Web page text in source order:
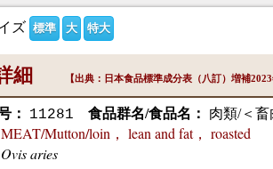
ズ 標準 大 特大
細 【出典：日本食品標準成分表（八訂）増補
： 11281 食品群名/食品名：
肉類/＜
MEAT/Mutton/loin， lean and fat， roasted
Ovis aries